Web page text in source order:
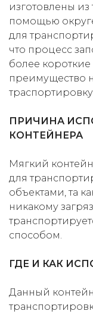
изготовлены из
помощью
для
что процесс
более
преимущество
траспортировку.
ПРИЧИНА
КОНТЕЙНЕРА
Мягкий
для
объектами, та
никакому
способом.
ГДЕ И КАК
Данный